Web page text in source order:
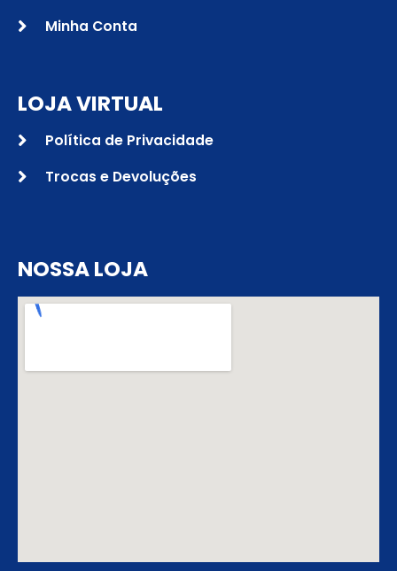
Minha Conta
LOJA VIRTUAL
Política de Privacidade
Trocas e Devoluções
NOSSA LOJA